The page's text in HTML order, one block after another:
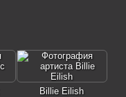
Billie Eilish